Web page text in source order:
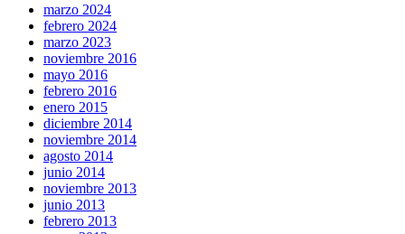
marzo 2024
febrero 2024
marzo 2023
noviembre 2016
mayo 2016
febrero 2016
enero 2015
diciembre 2014
noviembre 2014
agosto 2014
junio 2014
noviembre 2013
junio 2013
febrero 2013